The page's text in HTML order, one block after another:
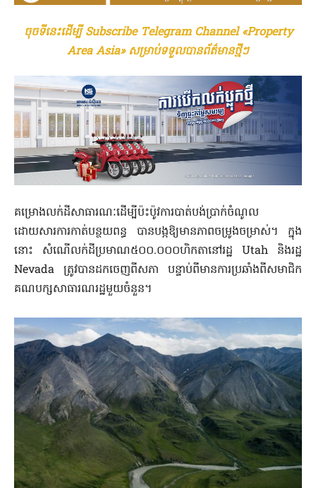
ចុចទីនេះដើម្បី Subscribe Telegram Channel «Property
Area Asia» សម្រាប់ទទួលបានព័ត៌មានថ្មីៗ
គម្រោង​លក់​ដី​សាធារណៈ​ដើម្បី​ប៉ះប៉ូវការបាត់បង់ប្រាក់ចំណូល
ដោយសារការកាត់បន្ថយពន្ធ ​បាន​បង្ក​ឱ្យមានភាពចម្រូងចម្រាស់។ ក្នុង
នោះ សំណើលក់ដីប្រមាណ៥០០.០០០ហិកតានៅរដ្ឋ Utah និងរដ្ឋ
Nevada ត្រូវបានដកចេញពីសភា បន្ទាប់ពីមានការប្រឆាំងពីសមាជិក
គណបក្សសាធារណរដ្ឋមួយចំនួន។